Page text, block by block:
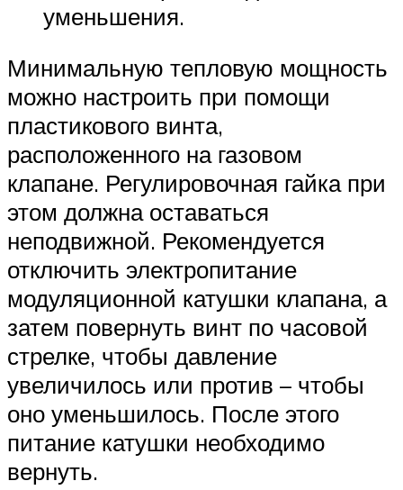
уменьшения.
Минимальную тепловую мощность
можно настроить при помощи
пластикового винта,
расположенного на газовом
клапане. Регулировочная гайка при
этом должна оставаться
неподвижной. Рекомендуется
отключить электропитание
модуляционной катушки клапана, а
затем повернуть винт по часовой
стрелке, чтобы давление
увеличилось или против – чтобы
оно уменьшилось. После этого
питание катушки необходимо
вернуть.